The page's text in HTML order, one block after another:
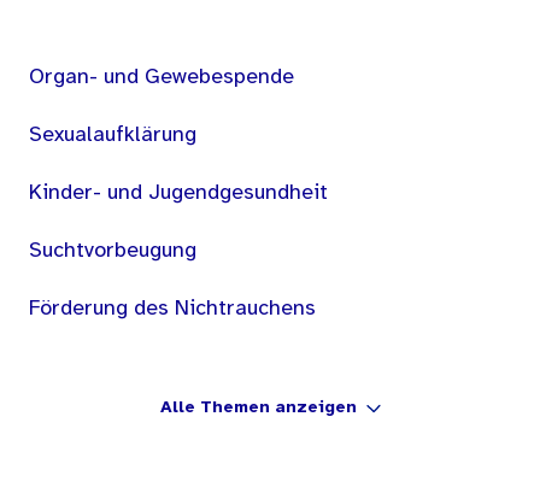
Organ- und Gewebespende
Sexualaufklärung
Kinder- und Jugendgesundheit
Suchtvorbeugung
Förderung des Nichtrauchens
Alle Themen anzeigen